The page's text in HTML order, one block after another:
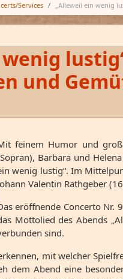
Services „Alleweil ein wenig
und
feinem Humor und
Barbara und
wenig lustig“. Im
Valentin Rathgeber
eröffnende Concerto Nr.
Mottolied des Abends
sind.
mit welcher
dem Abend eine